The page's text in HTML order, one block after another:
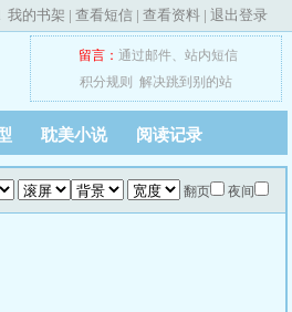
我的书架 | 查看短信 | 查看资料 | 退出登录
留言： 通过邮件、 站内短信
积分规则
解决跳到别的站
耽美小说 阅读记录
翻页 夜间